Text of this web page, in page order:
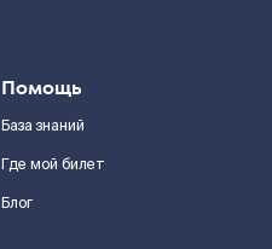
Помощь
База знаний
Где мой билет
Блог